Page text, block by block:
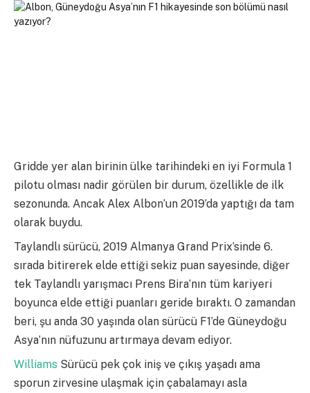
Gridde yer alan birinin ülke tarihindeki en iyi Formula 1
pilotu olması nadir görülen bir durum, özellikle de ilk
sezonunda. Ancak Alex Albon’un 2019’da yaptığı da tam
olarak buydu.
Taylandlı sürücü, 2019 Almanya Grand Prix’sinde 6.
sırada bitirerek elde ettiği sekiz puan sayesinde, diğer
tek Taylandlı yarışmacı Prens Bira’nın tüm kariyeri
boyunca elde ettiği puanları geride bıraktı. O zamandan
beri, şu anda 30 yaşında olan sürücü F1’de Güneydoğu
Asya’nın nüfuzunu artırmaya devam ediyor.
Williams Sürücü pek çok iniş ve çıkış yaşadı ama
sporun zirvesine ulaşmak için çabalamayı asla